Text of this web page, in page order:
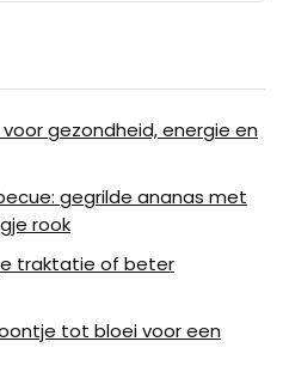
gezondheid, energie en
gegrilde ananas met
rook
traktatie of beter
tot bloei voor een